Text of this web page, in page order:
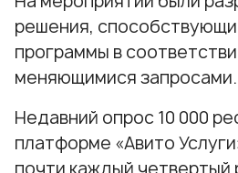
решения,
программы в
меняющимися запросами.
Недавний опрос 10 000
платформе «Авито